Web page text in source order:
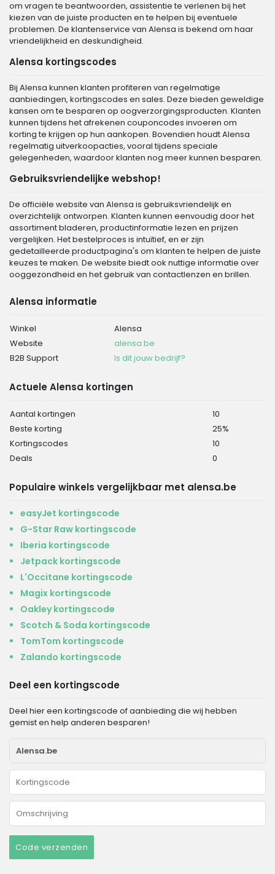
om vragen te beantwoorden, assistentie te verlenen bij het
kiezen van de juiste producten en te helpen bij eventuele
problemen. De klantenservice van Alensa is bekend om haar
vriendelijkheid en deskundigheid.
Alensa kortingscodes
Bij Alensa kunnen klanten profiteren van regelmatige
aanbiedingen, kortingscodes en sales. Deze bieden geweldige
kansen om te besparen op oogverzorgingsproducten. Klanten
kunnen tijdens het afrekenen couponcodes invoeren om
korting te krijgen op hun aankopen. Bovendien houdt Alensa
regelmatig uitverkoopacties, vooral tijdens speciale
gelegenheden, waardoor klanten nog meer kunnen besparen.
Gebruiksvriendelijke webshop!
De officiële website van Alensa is gebruiksvriendelijk en
overzichtelijk ontworpen. Klanten kunnen eenvoudig door het
assortiment bladeren, productinformatie lezen en prijzen
vergelijken. Het bestelproces is intuïtief, en er zijn
gedetailleerde productpagina's om klanten te helpen de juiste
keuzes te maken. De website biedt ook nuttige informatie over
ooggezondheid en het gebruik van contactlenzen en brillen.
Alensa informatie
Winkel
Alensa
Website
alensa.be
B2B Support
Is dit jouw bedrijf?
Actuele Alensa kortingen
Aantal kortingen
10
Beste korting
25%
Kortingscodes
10
Deals
0
Populaire winkels vergelijkbaar met alensa.be
easyJet kortingscode
G-Star Raw kortingscode
Iberia kortingscode
Jetpack kortingscode
L'Occitane kortingscode
Magix kortingscode
Oakley kortingscode
Scotch & Soda kortingscode
TomTom kortingscode
Zalando kortingscode
Deel een kortingscode
Deel hier een kortingscode of aanbieding die wij hebben
gemist en help anderen besparen!
Code verzenden